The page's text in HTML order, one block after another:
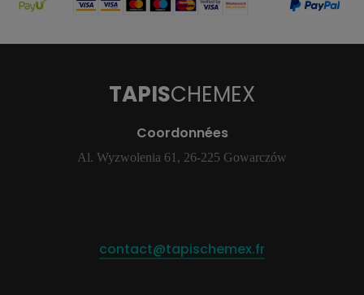
TAPISCHEMEX
Coordonnées
Al. Wyzwolenia 61, 26-225 Gowarczów
contact@tapischemex.fr